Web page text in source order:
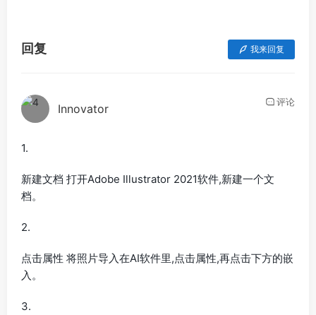
回复 我来回复
Innovator 评论
1.
新建文档 打开Adobe Illustrator 2021软件,新建一个文
档。
2.
点击属性 将照片导入在AI软件里,点击属性,再点击下方的嵌
入。
3.